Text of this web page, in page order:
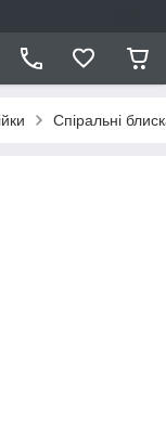
Спіральні